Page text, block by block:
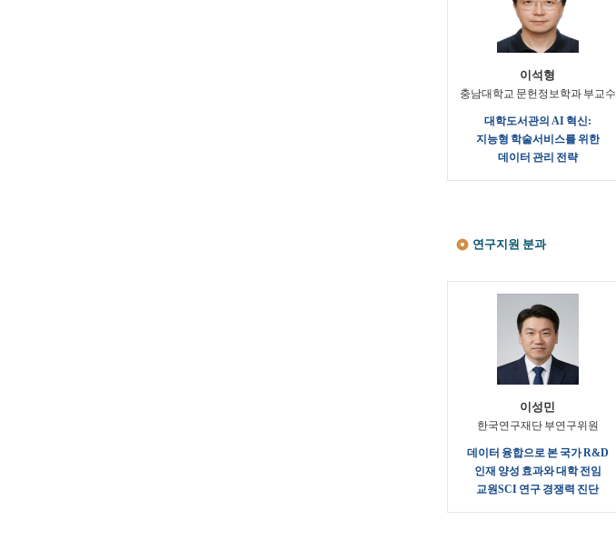
이석형
충남대학교 문헌정보학과 부교수
대학도서관의 AI 혁신:
지능형 학술서비스를 위한
데이터 관리 전략
연구지원 분과
이성민
한국연구재단 부연구위원
데이터 융합으로 본 국가 R&D
인재 양성 효과와 대학 전임
교원SCI 연구 경쟁력 진단